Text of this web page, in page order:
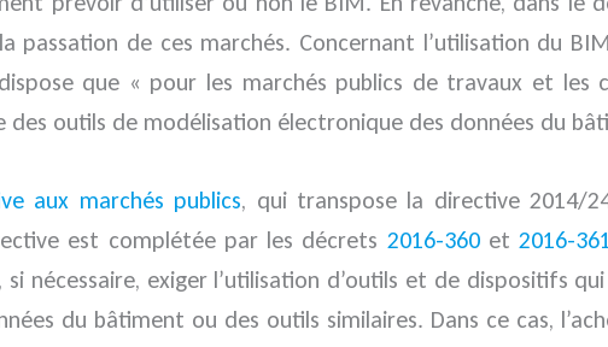
de ces marchés. Concernant l’utilisation du
dispose que « pour les marchés publics de travaux et les
outils de modélisation électronique des données du
aux marchés publics, qui transpose la directive 2014/
est complétée par les décrets 2016-360et2016-
nécessaire, exiger l’utilisation d’outils et de dispositifs
du bâtiment ou des outils similaires. Dans ce cas,